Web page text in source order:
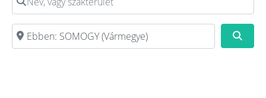
Irányítószám, vagy város